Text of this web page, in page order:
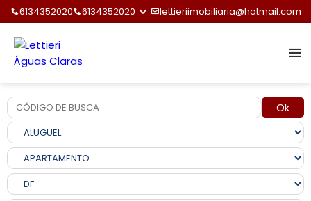
6134352020 6134352020 lettieriimobiliaria@hotmail.com
Ok